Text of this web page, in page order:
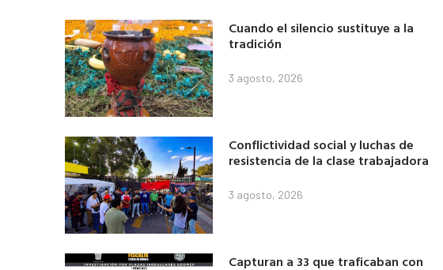
Cuando el silencio sustituye a la
tradición
3 agosto, 2026
Conflictividad social y luchas de
resistencia de la clase trabajadora
3 agosto, 2026
Capturan a 33 que traficaban con